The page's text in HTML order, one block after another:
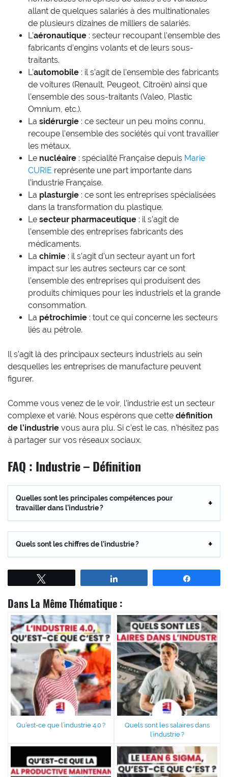
allant de quelques salariés à des multinationales
de plusieurs dizaines de milliers de salariés.
L’aéronautique : secteur recoupant l’ensemble des
fabricants d’engins volants et de leurs sous-
traitants.
L’automobile : il s’agit de l’ensemble des fabricants
de voitures (Renault, Peugeot, Citroën) ainsi que
l’ensemble des sous-traitants (Valeo, Plastic
Omnium, etc.).
La sidérurgie : ce secteur un peu moins connu,
recoupe l’ensemble des sociétés qui vont travailler
les métaux.
Le nucléaire : spécialité Française depuis Marie
CURIE représente une part importante dans
l’industrie Française.
La plasturgie : ce sont les entreprises spécialisées
dans la transformation du plastique.
Le secteur pharmaceutique : il s’agit de
l’ensemble des entreprises fabricants des
médicaments.
La chimie : il s’agit d’un secteur ayant un fort
impact sur les autres secteurs car ce sont
l’ensemble des entreprises qui produisent des
produits chimiques pour les industriels et la grande
consommation.
La pétrochimie : tout ce qui concerne les secteurs
liés au pétrole.
Il s’agit là des principaux secteurs industriels au sein
desquelles les entreprises de manufacture peuvent
figurer.
Comme vous venez de le voir, l’industrie est un secteur
complexe et varié. Nous espérons que cette définition
de l’industrie vous aura plu. Si c’est le cas, n’hésitez pas
à partager sur vos réseaux sociaux.
FAQ : Industrie – Définition
Quelles sont les principales compétences pour
travailler dans l’industrie ?
Quels sont les chiffres de l’industrie ?
Dans La Même Thématique :
Qu’est-ce que l’industrie 4.0 ?
Quels sont les salaires dans
l’industrie ?